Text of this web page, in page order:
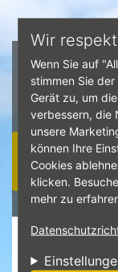
Wir
Wenn Sie auf
stimmen Sie
Gerät zu, um
verbessern, die
unsere
können Ihre
Cookies
klicken.
mehr zu
Direkt zum Inhalt
Unsere